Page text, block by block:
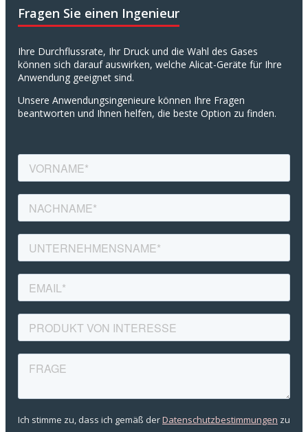
Fragen Sie einen Ingenieur
Ihre Durchflussrate, Ihr Druck und die Wahl des Gases
können sich darauf auswirken, welche Alicat-Geräte für Ihre
Anwendung geeignet sind.
Unsere Anwendungsingenieure können Ihre Fragen
beantworten und Ihnen helfen, die beste Option zu finden.